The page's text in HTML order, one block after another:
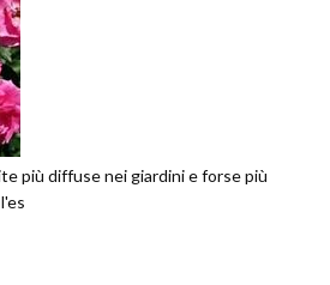
più diffuse nei giardini e forse più